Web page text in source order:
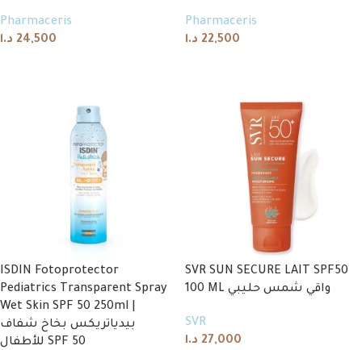
Pharmaceris
24,500 د.ا
Pharmaceris
22,500 د.ا
ISDIN Fotoprotector
Pediatrics Transparent Spray
Wet Skin SPF 50 250ml |
بيدياتريكس بخاخ شفاف
للأطفال SPF 50
SVR SUN SECURE LAIT SPF50
100 ML واقي شمس حليبي
SVR
27,000 د.ا